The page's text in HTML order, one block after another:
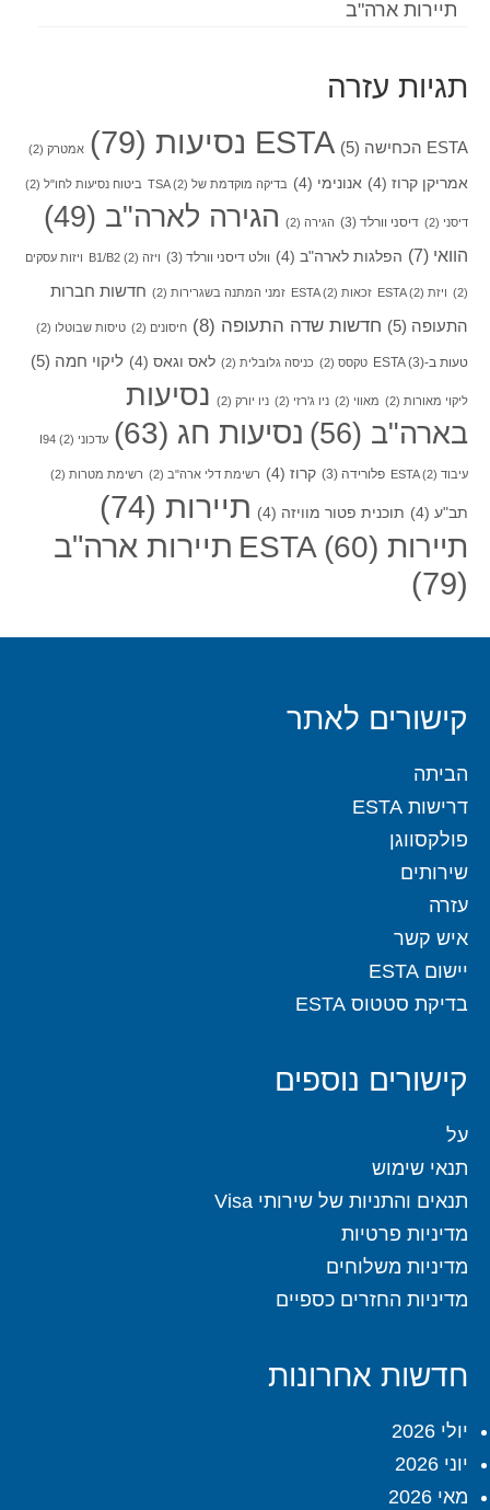
תיירות ארה"ב
תגיות עזרה
ESTA הכחישה (5) ESTA נסיעות (79) אמטרק (2)
אמריקן קרוז (4) אנונימי (4) בדיקה מוקדמת של TSA (2) ביטוח נסיעות לחו"ל (2)
דיסני (2) דיסני וורלד (3) הגירה (2) הגירה לארה"ב (49)
הוואי (7) הפלגות לארה"ב (4) וולט דיסני וורלד (3) ויזה B1/B2 (2) ויזות עסקים
(2) ויזת ESTA (2) זכאות ESTA (2) זמני המתנה בשגרירות (2)
חדשות חברות
התעופה (5) חדשות שדה התעופה (8) חיסונים (2) טיסות שבוטלו (2)
טעות ב-ESTA(3) טקסס (2) כניסה גלובלית (2) לאס וגאס (4) ליקוי חמה (5)
ליקוי מאורות (2) מאווי (2) ניו ג'רזי (2) ניו יורק (2)
נסיעות
בארה"ב (56) נסיעות חג (63) עדכוני I94 (2)
עיבוד ESTA (2) פלורידה (3) קרוז (4) רשימת דלי ארה"ב (2) רשימת מטרות (2)
תב"ע (4) תוכנית פטור מוויזה (4) תיירות (74)
תיירות ESTA (60)
תיירות ארה"ב
(79)
קישורים לאתר
הביתה
דרישות ESTA
פולקסווגן
שירותים
עזרה
איש קשר
יישום ESTA
בדיקת סטטוס ESTA
קישורים נוספים
על
תנאי שימוש
תנאים והתניות של שירותי Visa
מדיניות פרטיות
מדיניות משלוחים
מדיניות החזרים כספיים
חדשות אחרונות
יולי 2026
יוני 2026
מאי 2026